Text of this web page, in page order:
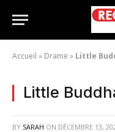
Accueil » Drame » Little
Little
BY SARAH ON DÉCEMBRE 13,